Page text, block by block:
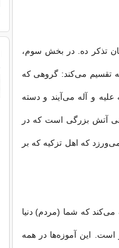
تذكر ده. در بخش سوم،
تقسیم مى‌كند: گروهى كه
و آله مى‌آیند و دسته
آتش بزرگى است كه در
كه اهل تزكیه كه بر
مى‌كند كه شما (مردم) دنیا
است. این آموزه‌ها در همه